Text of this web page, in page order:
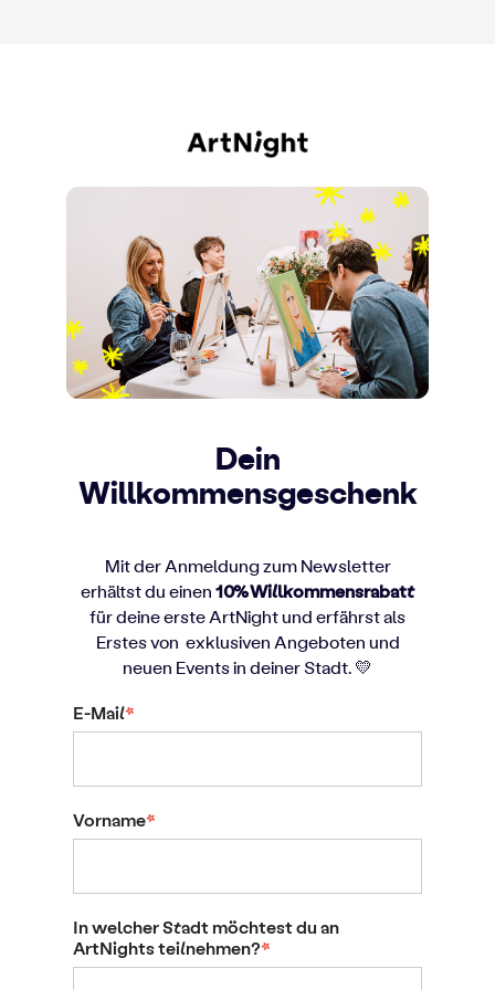
Dein
Willkommensgeschenk
Mit der Anmeldung zum Newsletter
erhältst du einen 10%Willkommensrabatt
für deine erste ArtNight und erfährst als
Erstes von exklusiven Angeboten und
neuen Events in deiner Stadt. 💛
E-Mail*
Vorname*
In welcher Stadt möchtest du an
ArtNights teilnehmen?*